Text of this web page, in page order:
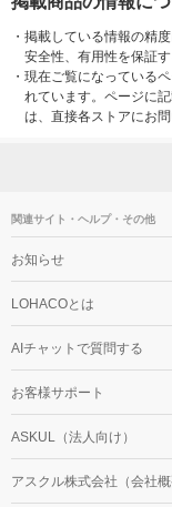
・ 掲載している情報の精
安全性、有用性を保証
・ 現在ご覧になっている
れています。ページに
は、直接各ストアにお問
関連サイト・ヘルプ・その他
お知らせ
LOHACOとは
AIチャットで質問する
お客様サポート
ASKUL（法人向け）
アスクル株式会社（会社概